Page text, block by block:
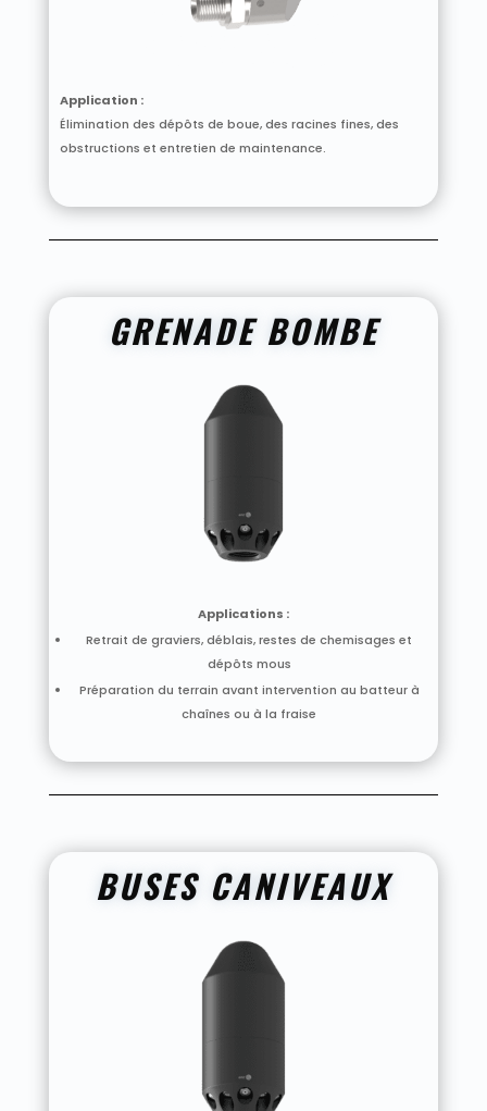
Application :
Élimination des dépôts de boue, des racines fines, des
obstructions et entretien de maintenance.
GRENADE BOMBE
Applications :
Retrait de graviers, déblais, restes de chemisages et
dépôts mous
Préparation du terrain avant intervention au batteur à
chaînes ou à la fraise
BUSES CANIVEAUX